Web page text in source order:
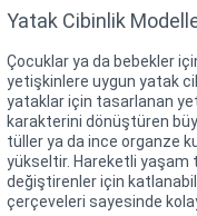
Yatak Cibinlik
Çocuklar ya da bebekler
yetişkinlere uygun yatak
yataklar için tasarlanan
karakterini dönüştüren
tüller ya da ince organze
yükseltir. Hareketli yaşam
değiştirenler için
çerçeveleri sayesinde